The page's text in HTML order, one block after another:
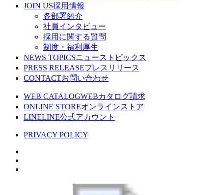
JOIN US採用情報
各部署紹介
社員インタビュー
採用に関する質問
制度・福利厚生
NEWS TOPICSニューストピックス
PRESS RELEASEプレスリリース
CONTACTお問い合わせ
WEB CATALOGWEBカタログ請求
ONLINE STOREオンラインストア
LINELINE公式アカウント
PRIVACY POLICY